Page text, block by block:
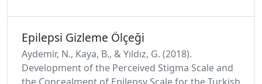
Epilepsi Gizleme Ölçeği
Aydemir, N., Kaya, B., & Yıldız, G. (2018).
Development of the Perceived Stigma Scale and